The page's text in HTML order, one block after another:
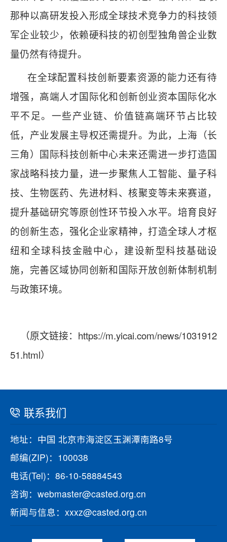
那种以高研发投入形成全球技术竞争力的科技领
军企业较少，依赖硬科技的初创型独角兽企业数
量仍然有待提升。
在全球配置科技创新要素资源的能力还有待
增强，高端人才国际化和创新创业资本国际化水
平不足。一些产业链、价值链高端环节占比较
低，产业发展主导权还需提升。为此，上海（长
三角）国际科技创新中心未来还需进一步打造国
家战略科技力量，进一步聚焦人工智能、量子科
技、生物医药、先进材料、核聚变等未来赛道，
提升基础研究等原创性环节投入水平。培育良好
的创新生态，强化企业家精神，打造全球人才枢
纽和全球科技金融中心，建设新型科技基础设
施，完善区域协同创新和国际开放创新体制机制
与政策环境。
（原文链接： https://m.yicai.com/news/1031912
51.html）
联系我们
地址：中国 北京市海淀区玉渊潭南路8号
邮编(ZIP)：100038
电话(Tel)：86-10-58884543
咨询：webmaster@casted.org.cn
新闻与信息：xxxz@casted.org.cn